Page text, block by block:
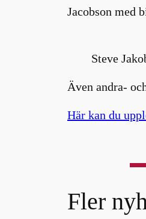
Jacobson med
Steve
Även andra-
Här kan du
Fler